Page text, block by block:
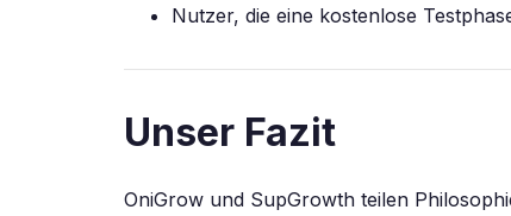
Nutzer, die eine kostenlose
Unser Fazit
OniGrow und SupGrowth teilen